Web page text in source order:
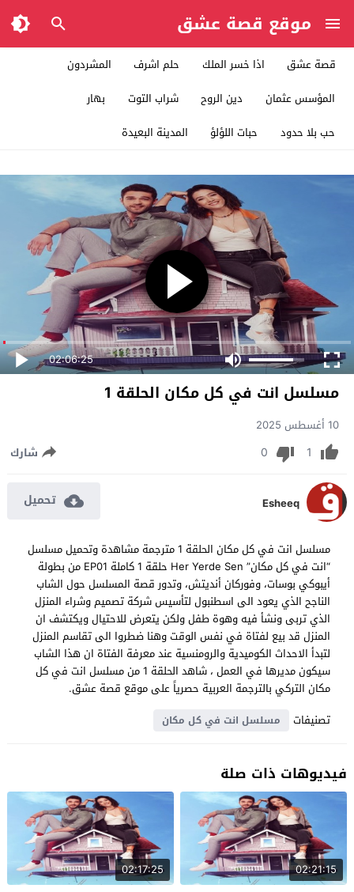
موقع قصة عشق
قصة عشق اذا خسر الملك حلم اشرف
المشردون
المؤسس عثمان
دين الروح شراب التوت
بهار
حب بلا حدود
حبات اللؤلؤ المدينة البعيدة
02:06:25
مسلسل انت في كل مكان الحلقة 1
10 أغسطس 2025
1
0 شارك
Esheeq تحميل
مسلسل انت في كل مكان الحلقة 1 مترجمة مشاهدة وتحميل مسلسل
“انت في كل مكان” Her Yerde Sen حلقة 1 كاملة EP01 من بطولة
أيبوكي بوسات، وفوركان أنديتش، وتدور قصة المسلسل حول الشاب
الناجح الذي يعود الى اسطنبول لتأسيس شركة تصميم وشراء المنزل
الذي تربى ونشأ فيه وهوة طفل ولكن يتعرض للاحتيال ويكتشف ان
المنزل قد بيع لفتاة في نفس الوقت وهنا ضطروا الى تقاسم المنزل
لتبدأ الاحداث الكوميدية والرومنسية عند معرفة الفتاة ان هذا الشاب
سيكون مديرها في العمل ، شاهد الحلقة 1 من مسلسل انت في كل
مكان التركي بالترجمة العربية حصرياً على موقع قصة عشق.
تصنيفات
مسلسل انت في كل مكان
فيديوهات ذات صلة
02:21:15
02:17:25